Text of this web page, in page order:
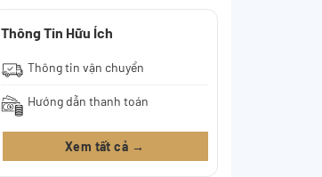
Thông Tin Hữu Ích
Thông tin vận chuyển
Hướng dẫn thanh toán
Xem tất cả →